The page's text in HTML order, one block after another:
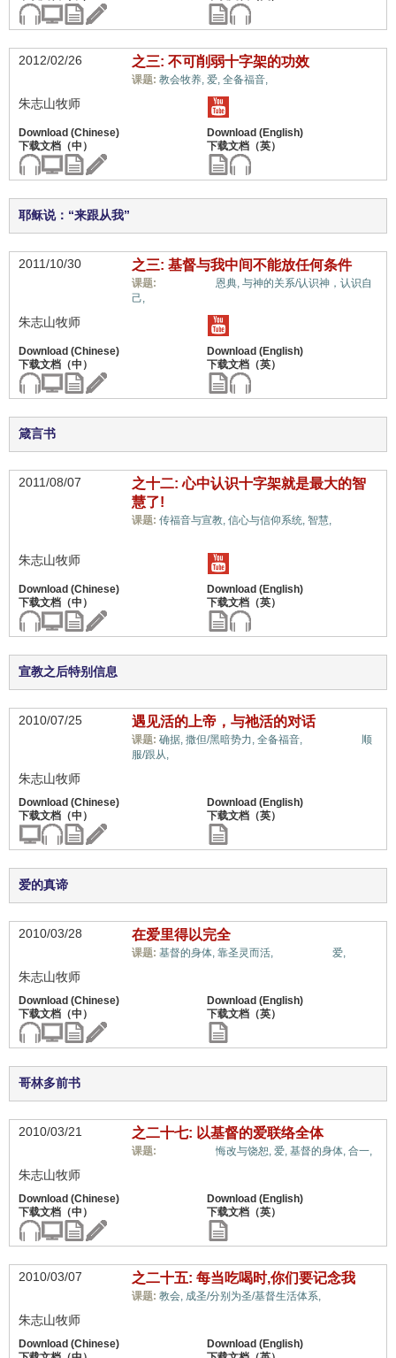
2012/02/26 之三: 不可削弱十字架的功效
课题: 教会牧养, 爱, 全备福音,
朱志山牧师
耶稣说：“来跟从我”
2011/10/30 之三: 基督与我中间不能放任何条件
课题: 恩典, 与神的关系/认识神，认识自
己,
朱志山牧师
箴言书
2011/08/07
之十二: 心中认识十字架就是最大的智
慧了!
课题: 传福音与宣教, 信心与信仰系统, 智慧,
朱志山牧师
宣教之后特别信息
2010/07/25 遇见活的上帝，与祂活的对话
课题: 确据, 撒但/黑暗势力, 全备福音,
顺
服/跟从,
朱志山牧师
爱的真谛
2010/03/28 在爱里得以完全
课题: 基督的身体, 靠圣灵而活, 爱,
朱志山牧师
哥林多前书
2010/03/21 之二十七: 以基督的爱联络全体
课题: 悔改与饶恕, 爱, 基督的身体, 合一,
朱志山牧师
2010/03/07 之二十五: 每当吃喝时,你们要记念我
课题: 教会, 成圣/分别为圣/基督生活体系,
朱志山牧师